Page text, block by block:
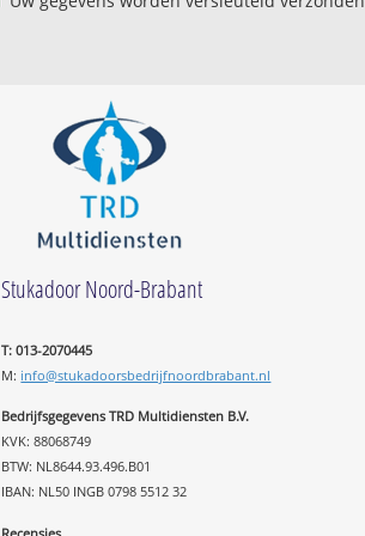
Stukadoor Noord-Brabant
T: 013-2070445
M: info@stukadoorsbedrijfnoordbrabant.nl
Bedrijfsgegevens TRD Multidiensten B.V.
KVK: 88068749
BTW: NL8644.93.496.B01
IBAN: NL50 INGB 0798 5512 32